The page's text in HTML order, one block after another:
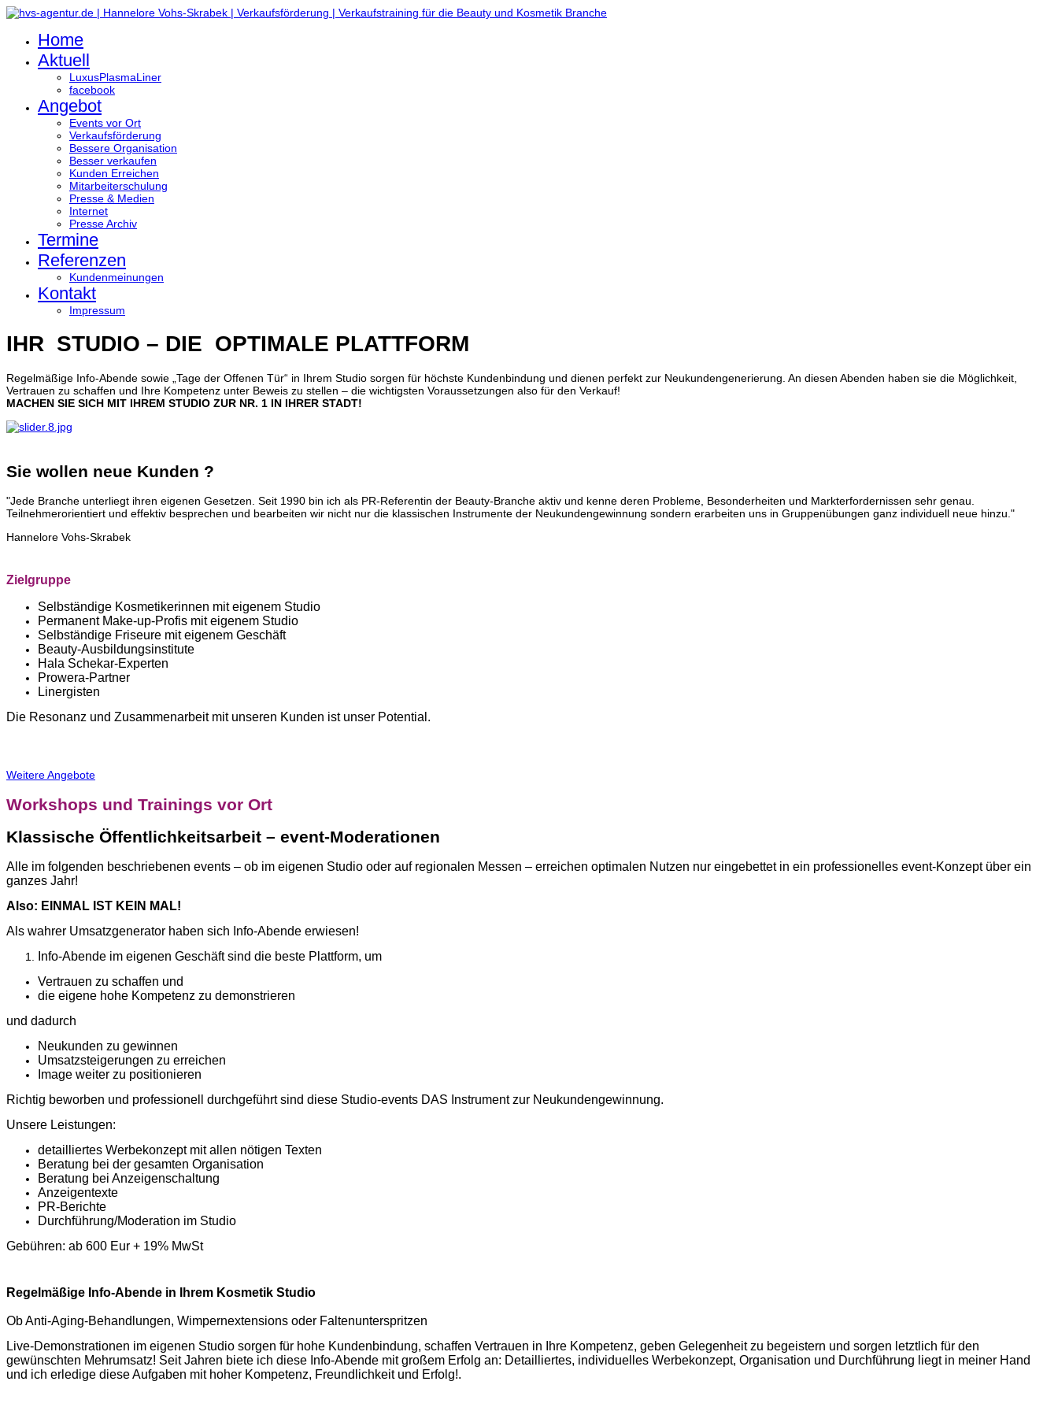
Home
Aktuell
LuxusPlasmaLiner
facebook
Angebot
Events vor Ort
Verkaufsförderung
Bessere Organisation
Besser verkaufen
Kunden Erreichen
Mitarbeiterschulung
Presse & Medien
Internet
Presse Archiv
Termine
Referenzen
Kundenmeinungen
Kontakt
Impressum
IHR STUDIO – DIE OPTIMALE PLATTFORM
Regelmäßige Info-Abende sowie „Tage der Offenen Tür“ in Ihrem Studio sorgen für höchste Kundenbindung und dienen perfekt zur Neukundengenerierung. An diesen Abenden haben sie die Möglichkeit,
Vertrauen zu schaffen und Ihre Kompetenz unter Beweis zu stellen – die wichtigsten Voraussetzungen also für den Verkauf!
MACHEN SIE SICH MIT IHREM STUDIO ZUR NR. 1 IN IHRER STADT!
Sie wollen neue Kunden ?
"Jede Branche unterliegt ihren eigenen Gesetzen. Seit 1990 bin ich als PR-Referentin der Beauty-Branche aktiv und kenne deren Probleme, Besonderheiten und Markterfordernissen sehr genau.
Teilnehmerorientiert und effektiv besprechen und bearbeiten wir nicht nur die klassischen Instrumente der Neukundengewinnung sondern erarbeiten uns in Gruppenübungen ganz individuell neue hinzu."
Hannelore Vohs-Skrabek
Zielgruppe
Selbständige Kosmetikerinnen mit eigenem Studio
Permanent Make-up-Profis mit eigenem Studio
Selbständige Friseure mit eigenem Geschäft
Beauty-Ausbildungsinstitute
Hala Schekar-Experten
Prowera-Partner
Linergisten
Die Resonanz und Zusammenarbeit mit unseren Kunden ist unser Potential.
Weitere Angebote
Workshops und Trainings vor Ort
Klassische Öffentlichkeitsarbeit – event-Moderationen
Alle im folgenden beschriebenen events – ob im eigenen Studio oder auf regionalen Messen – erreichen optimalen Nutzen nur eingebettet in ein professionelles event-Konzept über ein
ganzes Jahr!
Also: EINMAL IST KEIN MAL!
Als wahrer Umsatzgenerator haben sich Info-Abende erwiesen!
Info-Abende im eigenen Geschäft sind die beste Plattform, um
Vertrauen zu schaffen und
die eigene hohe Kompetenz zu demonstrieren
und dadurch
Neukunden zu gewinnen
Umsatzsteigerungen zu erreichen
Image weiter zu positionieren
Richtig beworben und professionell durchgeführt sind diese Studio-events DAS Instrument zur Neukundengewinnung.
Unsere Leistungen:
detailliertes Werbekonzept mit allen nötigen Texten
Beratung bei der gesamten Organisation
Beratung bei Anzeigenschaltung
Anzeigentexte
PR-Berichte
Durchführung/Moderation im Studio
Gebühren: ab 600 Eur + 19% MwSt
Regelmäßige Info-Abende in Ihrem Kosmetik Studio
Ob Anti-Aging-Behandlungen, Wimpernextensions oder Faltenunterspritzen
Live-Demonstrationen im eigenen Studio sorgen für hohe Kundenbindung, schaffen Vertrauen in Ihre Kompetenz, geben Gelegenheit zu begeistern und sorgen letztlich für den
gewünschten Mehrumsatz! Seit Jahren biete ich diese Info-Abende mit großem Erfolg an: Detailliertes, individuelles Werbekonzept, Organisation und Durchführung liegt in meiner Hand
und ich erledige diese Aufgaben mit hoher Kompetenz, Freundlichkeit und Erfolg!.